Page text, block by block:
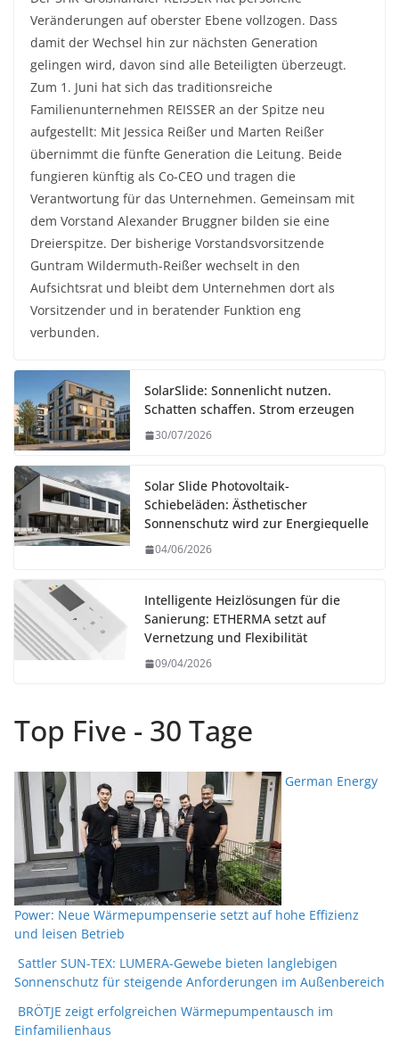
Veränderungen auf oberster Ebene vollzogen. Dass
damit der Wechsel hin zur nächsten Generation
gelingen wird, davon sind alle Beteiligten überzeugt.
Zum 1. Juni hat sich das traditionsreiche
Familienunternehmen REISSER an der Spitze neu
aufgestellt: Mit Jessica Reißer und Marten Reißer
übernimmt die fünfte Generation die Leitung. Beide
fungieren künftig als Co-CEO und tragen die
Verantwortung für das Unternehmen. Gemeinsam mit
dem Vorstand Alexander Bruggner bilden sie eine
Dreierspitze. Der bisherige Vorstandsvorsitzende
Guntram Wildermuth-Reißer wechselt in den
Aufsichtsrat und bleibt dem Unternehmen dort als
Vorsitzender und in beratender Funktion eng
verbunden.
SolarSlide: Sonnenlicht nutzen.
Schatten schaffen. Strom erzeugen
30/07/2026
Solar Slide Photovoltaik-
Schiebeläden: Ästhetischer
Sonnenschutz wird zur Energiequelle
04/06/2026
Intelligente Heizlösungen für die
Sanierung: ETHERMA setzt auf
Vernetzung und Flexibilität
09/04/2026
Top Five - 30 Tage
German Energy
Power: Neue Wärmepumpenserie setzt auf hohe Effizienz
und leisen Betrieb
Sattler SUN-TEX: LUMERA-Gewebe bieten langlebigen
Sonnenschutz für steigende Anforderungen im Außenbereich
BRÖTJE zeigt erfolgreichen Wärmepumpentausch im
Einfamilienhaus